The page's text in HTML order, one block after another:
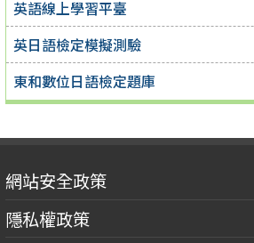
英語線上學習平臺
英日語檢定模擬測驗
東和數位日語檢定題庫
網站安全政策
隱私權政策